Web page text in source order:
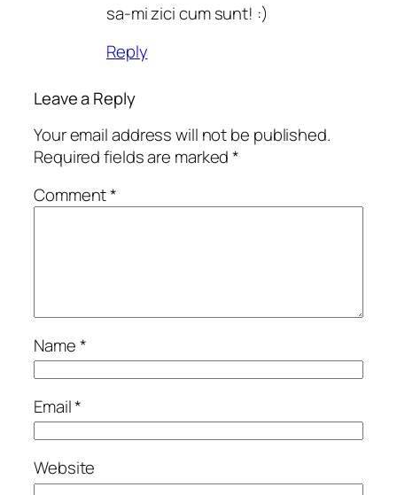
sa-mi zici cum sunt! :)
Reply
Leave a Reply
Your email address will not be published.
Required fields are marked*
Comment*
Name*
Email*
Website